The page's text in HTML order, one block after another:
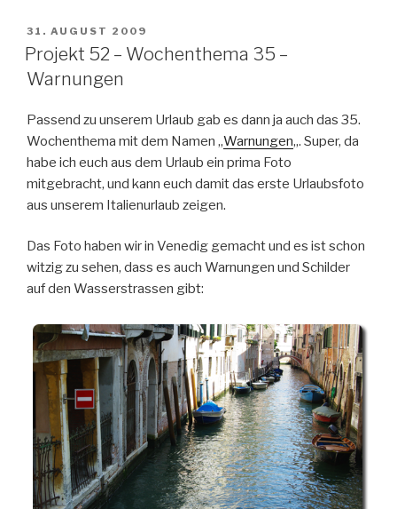
Auto“
VERÖFFENTLICHT
AM
31. AUGUST 2009
Projekt 52 – Wochenthema 35 –
Warnungen
Passend zu unserem Urlaub gab es dann ja auch das 35.
Wochenthema mit dem Namen „Warnungen„. Super, da
habe ich euch aus dem Urlaub ein prima Foto
mitgebracht, und kann euch damit das erste Urlaubsfoto
aus unserem Italienurlaub zeigen.
Das Foto haben wir in Venedig gemacht und es ist schon
witzig zu sehen, dass es auch Warnungen und Schilder
auf den Wasserstrassen gibt: